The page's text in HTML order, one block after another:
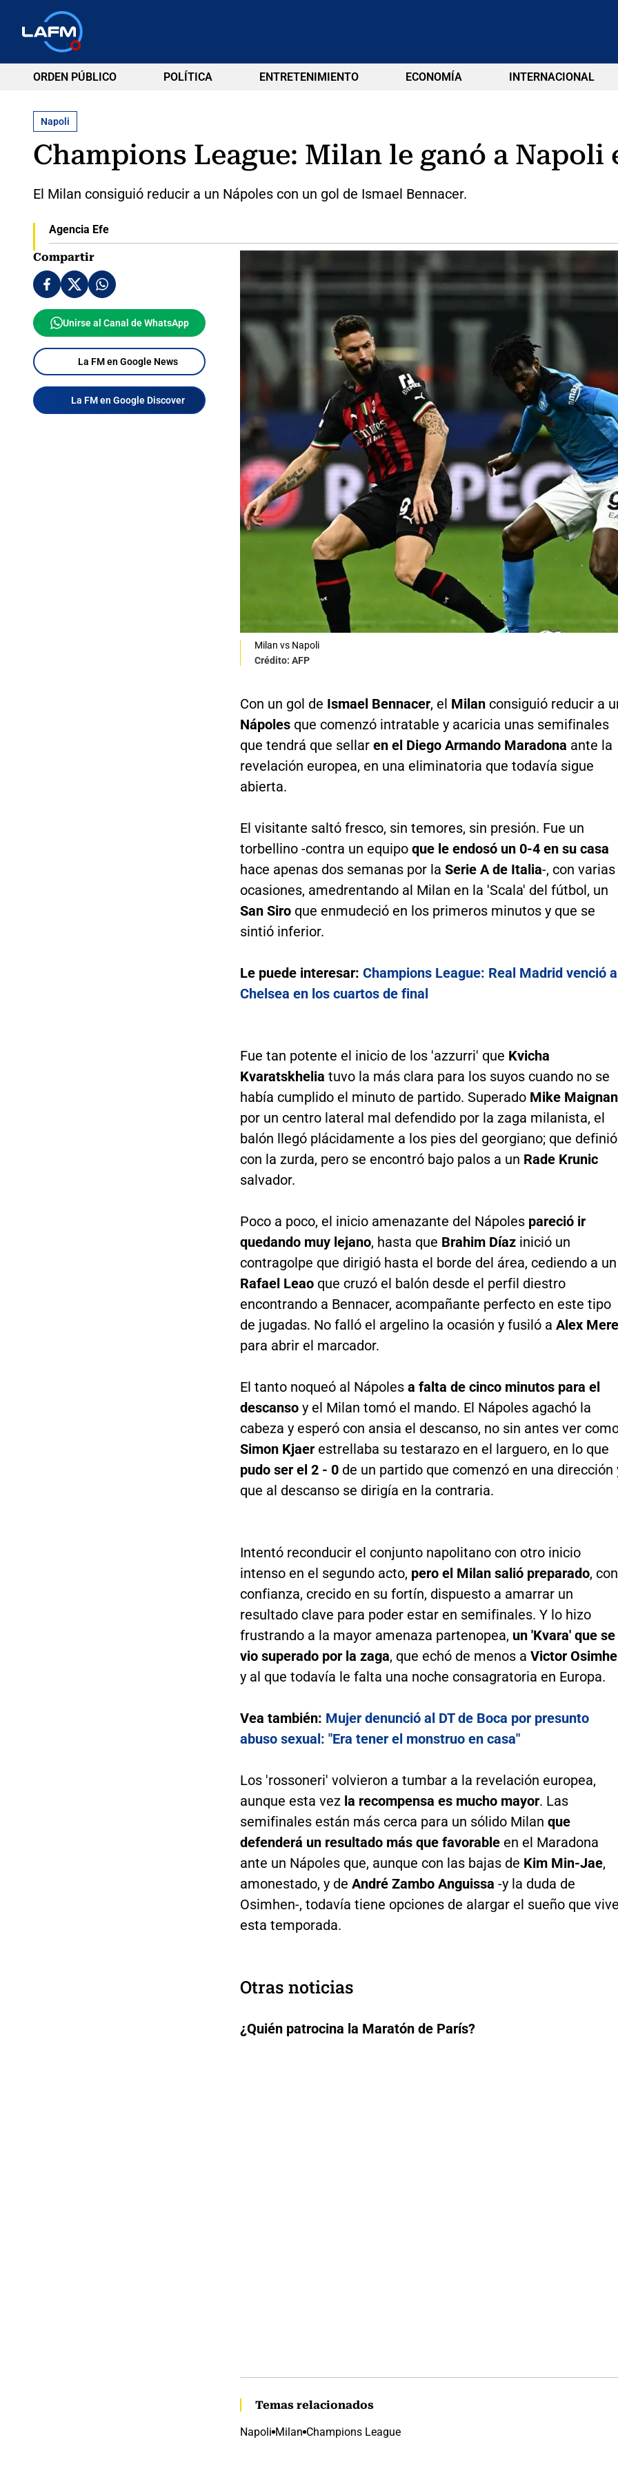
ORDEN PÚBLICO POLÍTICA ENTRETENIMIENTO ECONOMÍA INTERNACIONAL
Napoli
Champions League: Milan le ganó a
El Milan consiguió reducir a un Nápoles con un gol de Ismael Bennacer.
Agencia Efe
Compartir
Unirse al Canal de WhatsApp
La FM en Google News
La FM en Google Discover
Milan vs Napoli
Crédito: AFP
Con un gol de Ismael Bennacer, el Milan consiguió reducir a
Nápoles que comenzó intratable y acaricia unas semifinales
que tendrá que sellar en el Diego Armando Maradona ante la
revelación europea, en una eliminatoria que todavía sigue
abierta.
El visitante saltó fresco, sin temores, sin presión. Fue un
torbellino -contra un equipo que le endosó un 0-4 en su casa
hace apenas dos semanas por la Serie A de Italia-, con varias
ocasiones, amedrentando al Milan en la 'Scala' del fútbol, un
San Siroque enmudeció en los primeros minutos y que se
sintió inferior.
Le puede interesar: Champions League: Real Madrid venció
Chelsea en los cuartos de final
Fue tan potente el inicio de los 'azzurri' que Kvicha
Kvaratskhelia tuvo la más clara para los suyos cuando no se
había cumplido el minuto de partido. Superado Mike Maignan
por un centro lateral mal defendido por la zaga milanista, el
balón llegó plácidamente a los pies del georgiano; que definió
con la zurda, pero se encontró bajo palos a un Rade Krunic
salvador.
Poco a poco, el inicio amenazante del Nápoles pareció ir
quedando muy lejano, hasta que Brahim Díazinició un
contragolpe que dirigió hasta el borde del área, cediendo a un
Rafael Leaoque cruzó el balón desde el perfil diestro
encontrando a Bennacer, acompañante perfecto en este tipo
de jugadas. No falló el argelino la ocasión y fusiló a Alex
para abrir el marcador.
El tanto noqueó al Nápoles a falta de cinco minutos para el
descansoy el Milan tomó el mando. El Nápoles agachó la
cabeza y esperó con ansia el descanso, no sin antes ver
Simon Kjaerestrellaba su testarazo en el larguero, en lo que
pudo ser el 2 - 0de un partido que comenzó en una dirección
que al descanso se dirigía en la contraria.
Intentó reconducir el conjunto napolitano con otro inicio
intenso en el segundo acto, pero el Milan salió preparado, con
confianza, crecido en su fortín, dispuesto a amarrar un
resultado clave para poder estar en semifinales. Y lo hizo
frustrando a la mayor amenaza partenopea, un 'Kvara' que se
vio superado por la zaga, que echó de menos a Victor
y al que todavía le falta una noche consagratoria en Europa.
Vea también: Mujer denunció al DT de Boca por presunto
abuso sexual: "Era tener el monstruo en casa"
Los 'rossoneri' volvieron a tumbar a la revelación europea,
aunque esta vez la recompensa es mucho mayor. Las
semifinales están más cerca para un sólido Milan que
defenderá un resultado más que favorableen el Maradona
ante un Nápoles que, aunque con las bajas de Kim Min-Jae,
amonestado, y de André Zambo Anguissa -y la duda de
Osimhen-, todavía tiene opciones de alargar el sueño que
esta temporada.
Otras noticias
¿Quién patrocina la Maratón de París?
Temas relacionados
Napoli Milan Champions League